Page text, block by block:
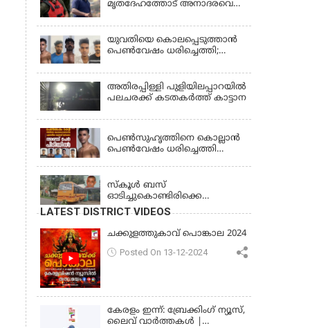
ജാമ്യാപേക്ഷ തള്ളി
മൃതദേഹത്തോട് അനാദരവെന്ന്
ക്രമീകരണത്തില്‍ ഗുരുതര
വീഴ്ച; മൃതദേഹം ചാവക്കാട്
വരെ എത്തിച്ചത് ഫ്രീസര്‍
സംവിധാനം ഇല്ലാതെയെന്നും
ആരോപണം
യുവതിയെ കൊലപ്പെടുത്താൻ
പെൺവേഷം ധരിച്ചെത്തി;
അതിരപ്പിള്ളി പുളിയിലപ്പാറയിൽ
പലചരക്ക് കടതകർത്ത് കാട്ടാന
പെണ്‍സുഹൃത്തിനെ കൊല്ലാന്‍
പെണ്‍വേഷം ധരിച്ചെത്തി
സ്കൂൾ ബസ്
ഓടിച്ചുകൊണ്ടിരിക്കെ
ഡ്രൈവർക്ക് ഹൃദയാഘാതം;
ബസ് കെട്ടിടത്തിൽ ഇടിച്ചുനിന്നു;
ഡ്രൈവർ മരിച്ചു, രണ്ട്
കുട്ടികൾക്ക് പരിക്ക്
LATEST DISTRICT VIDEOS
ചക്കുളത്തുകാവ് പൊങ്കാല 2024
Posted On 13-12-2024
കേരളം ഇന്ന്: ബ്രേക്കിംഗ് ന്യൂസ്,
ലൈവ് വാർത്തകൾ |